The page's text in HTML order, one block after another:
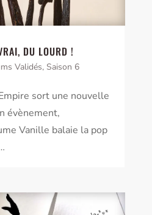
DU LOURD !
Validés, Saison 6
sort une nouvelle
évènement,
Vanille balaie la pop